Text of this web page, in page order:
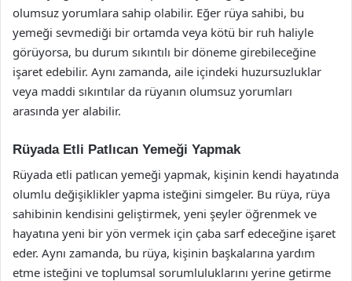
olumsuz yorumlara sahip olabilir. Eğer rüya sahibi, bu
yemeği sevmediği bir ortamda veya kötü bir ruh haliyle
görüyorsa, bu durum sıkıntılı bir döneme girebileceğine
işaret edebilir. Aynı zamanda, aile içindeki huzursuzluklar
veya maddi sıkıntılar da rüyanın olumsuz yorumları
arasında yer alabilir.
Rüyada Etli Patlıcan Yemeği Yapmak
Rüyada etli patlıcan yemeği yapmak, kişinin kendi hayatında
olumlu değişiklikler yapma isteğini simgeler. Bu rüya, rüya
sahibinin kendisini geliştirmek, yeni şeyler öğrenmek ve
hayatına yeni bir yön vermek için çaba sarf edeceğine işaret
eder. Aynı zamanda, bu rüya, kişinin başkalarına yardım
etme isteğini ve toplumsal sorumluluklarını yerine getirme